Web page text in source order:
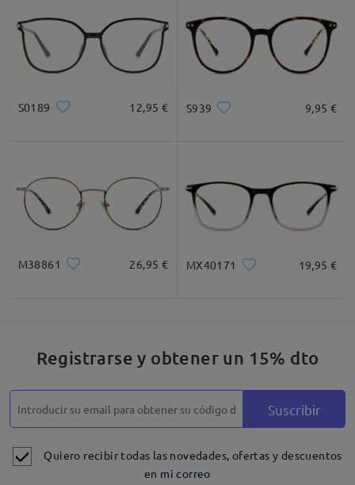
S0189 12,95 € S939 9,95 €
M38861 26,95 € MX40171 19,95 €
Registrarse y obtener un 15% dto
Suscribir
Quiero recibir todas las novedades, ofertas y descuentos
en mi correo